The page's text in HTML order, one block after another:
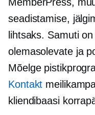
seadistamise,
lihtsaks. Samuti
olemasolevate ja
Mõelge
Kontakt
kliendibaasi